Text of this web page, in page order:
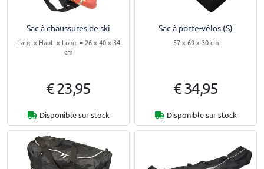
Sac à chaussures de ski
Larg. x Haut. x Long. = 26 x 40 x 34
cm
€ 23,95
Disponible sur stock
Sac à porte-vélos (S)
57 x 69 x 30 cm
€ 34,95
Disponible sur stock